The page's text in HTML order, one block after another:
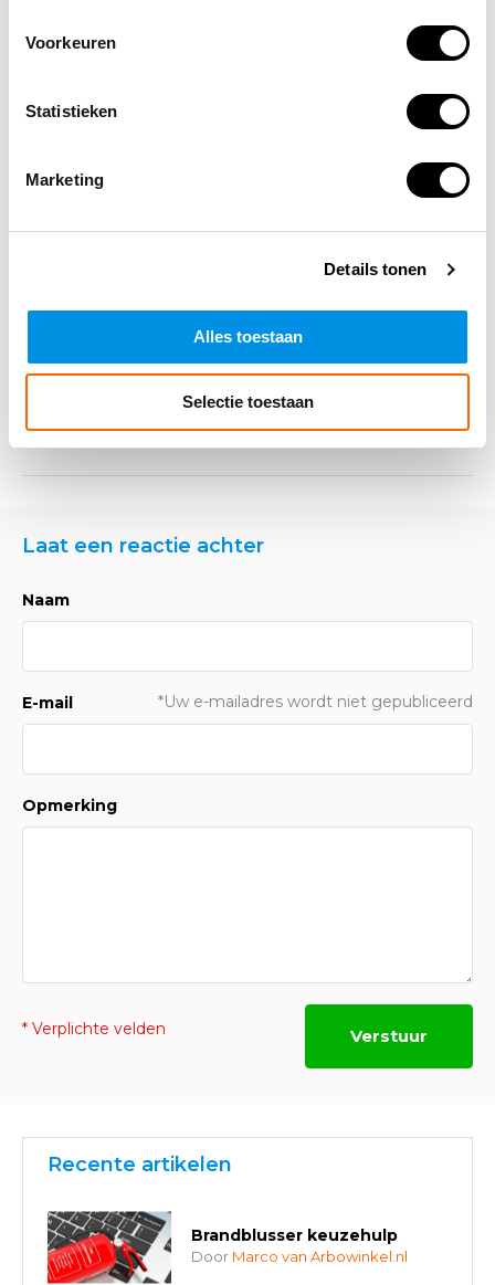
Voorkeuren
Statistieken
Marketing
Details tonen
Alles toestaan
Selectie toestaan
oogspoelflessen
Altijd op de hoogte blijven van de
Laat een reactie achter
Naam
E-mail *Uw e-mailadres wordt niet gepubliceerd
Opmerking
* Verplichte velden Verstuur
Recente artikelen
Brandblusser keuzehulp
Door Marco van Arbowinkel.nl